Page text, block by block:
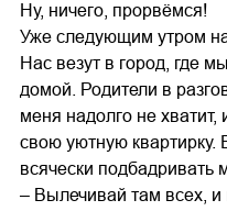
Ну, ничего, прорвёмся!
Уже следующим утром
Нас везут в город, где
домой. Родители в
меня надолго не хватит,
свою уютную квартирку.
всячески подбадривать
– Вылечивай там всех,